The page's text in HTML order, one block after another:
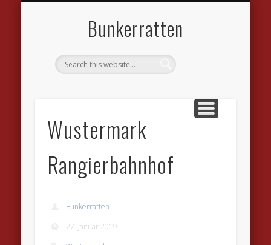
Bunkerratten
Wustermark
Rangierbahnhof
Bunkerratten
27. Januar 2019